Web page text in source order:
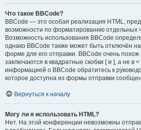
Что такое BBCode?
BBCode — это особая реализация HTML,
возможности по форматированию отдельных
Возможность использования BBCode
однако BBCode также может быть отключён
форме для его отправки. BBCode очень похож
заключаются в квадратные скобки [ и ], а не в
информацией о BBCode обратитесь к
которое доступна из формы отправки
Вернуться к началу
Могу ли я использовать HTML?
Нет. На этой конференции невозможны